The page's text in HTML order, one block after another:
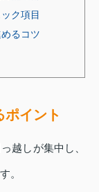
ク項目
るコツ
ポイント
越しが集中し、
。